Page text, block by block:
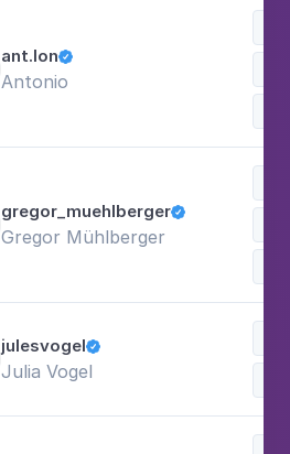
ant.lon
Antonio
gregor_muehlberger
Gregor Mühlberger
julesvogel
Julia Vogel